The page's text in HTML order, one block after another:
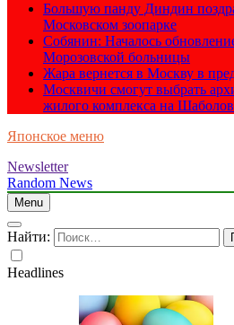
Большую панду Диндин
Московском зоопарке
Собянин: Началось
Морозовской больницы
Жара вернется в Москву в
Москвичи смогут выбрать
жилого комплекса на
Японское меню
Newsletter
Random News
Menu
Найти:
Headlines